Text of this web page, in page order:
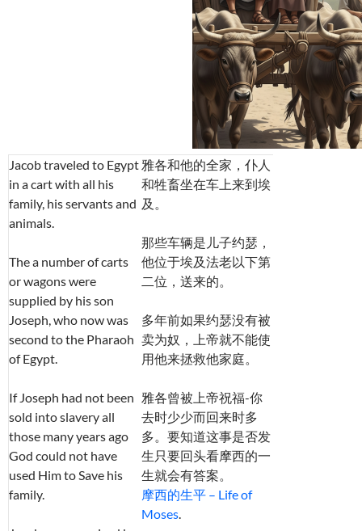
Jacob traveled to Egypt
in a cart with all his
family, his servants and
animals.
The a number of carts
or wagons were
supplied by his son
Joseph, who now was
second to the Pharaoh
of Egypt.
If Joseph had not been
sold into slavery all
those many years ago
God could not have
used Him to Save his
family.
雅各和他的全家，仆人
和牲畜坐在车上来到埃
及。
那些车辆是儿子约瑟，
他位于埃及法老以下第
二位，送来的。
多年前如果约瑟没有被
卖为奴，上帝就不能使
用他来拯救他家庭。
雅各曾被上帝祝福-你
去时少少而回来时多
多。要知道这事是否发
生只要回头看摩西的一
生就会有答案。
摩西的生平 – Life of
Moses.